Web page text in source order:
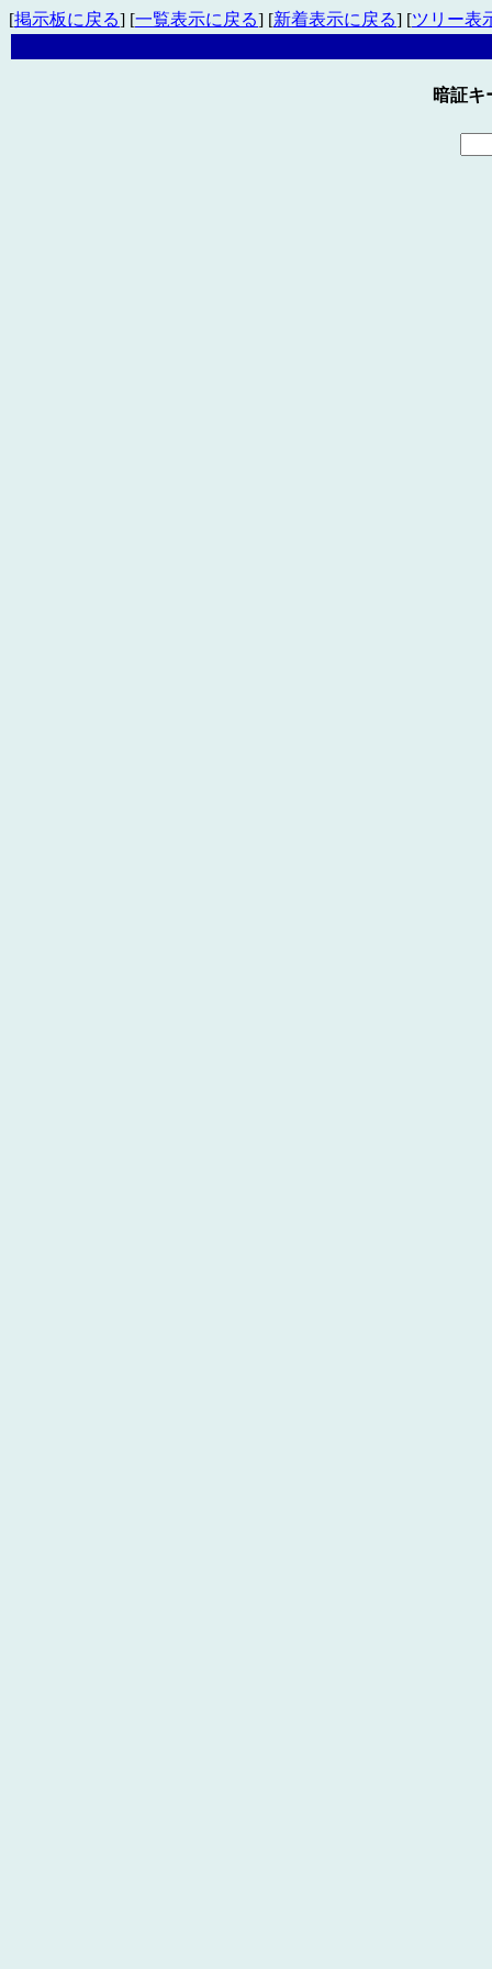
[掲示板に戻る] [一覧表示に戻る] [新着表示に戻る] [ツリー表
暗証キ